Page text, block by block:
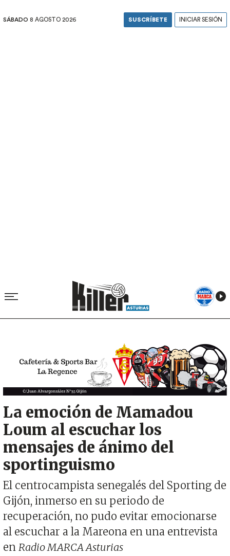
SÁBADO 8 AGOSTO 2026 SUSCRÍBETE INICIAR SESIÓN
La emoción de Mamadou
Loum al escuchar los
mensajes de ánimo del
sportinguismo
El centrocampista senegalés del Sporting de
Gijón, inmerso en su periodo de
recuperación, no pudo evitar emocionarse
al escuchar a la Mareona en una entrevista
en Radio MARCA Asturias